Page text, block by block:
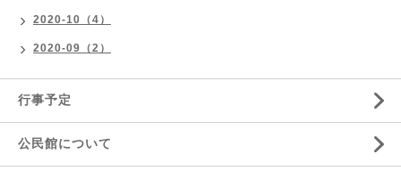
2020-10（4）
2020-09（2）
行事予定
公民館について